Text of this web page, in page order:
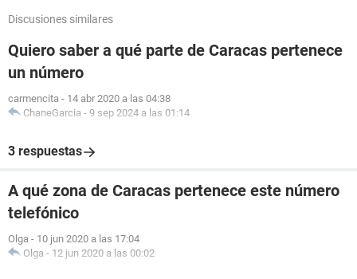
Discusiones similares
Quiero saber a qué parte de Caracas pertenece
un número
carmencita - 14 abr 2020 a las 04:38
ChaneGarcia - 9 sep 2024 a las 01:14
3 respuestas
A qué zona de Caracas pertenece este número
telefónico
Olga - 10 jun 2020 a las 17:04
Olga - 12 jun 2020 a las 00:02